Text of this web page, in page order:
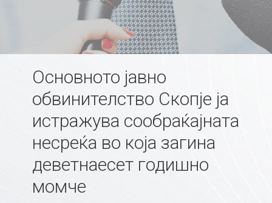
Основното јавно
обвинителство Скопје ја
истражува сообраќајната
несреќа во која загина
деветнаесет годишно
момче